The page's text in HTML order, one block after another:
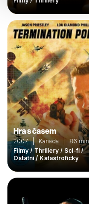
Hra s časem
2007 | Kanada | 86 min
Filmy / Thrillery / Sci-fi /
Ostatní / Katastrofický